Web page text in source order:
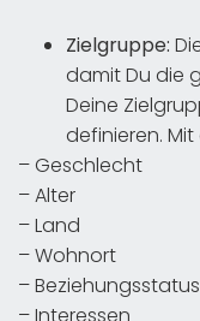
Zielgruppe:
damit Du die
Deine
definieren.
– Geschlecht
– Alter
– Land
– Wohnort
– Beziehungsstatus